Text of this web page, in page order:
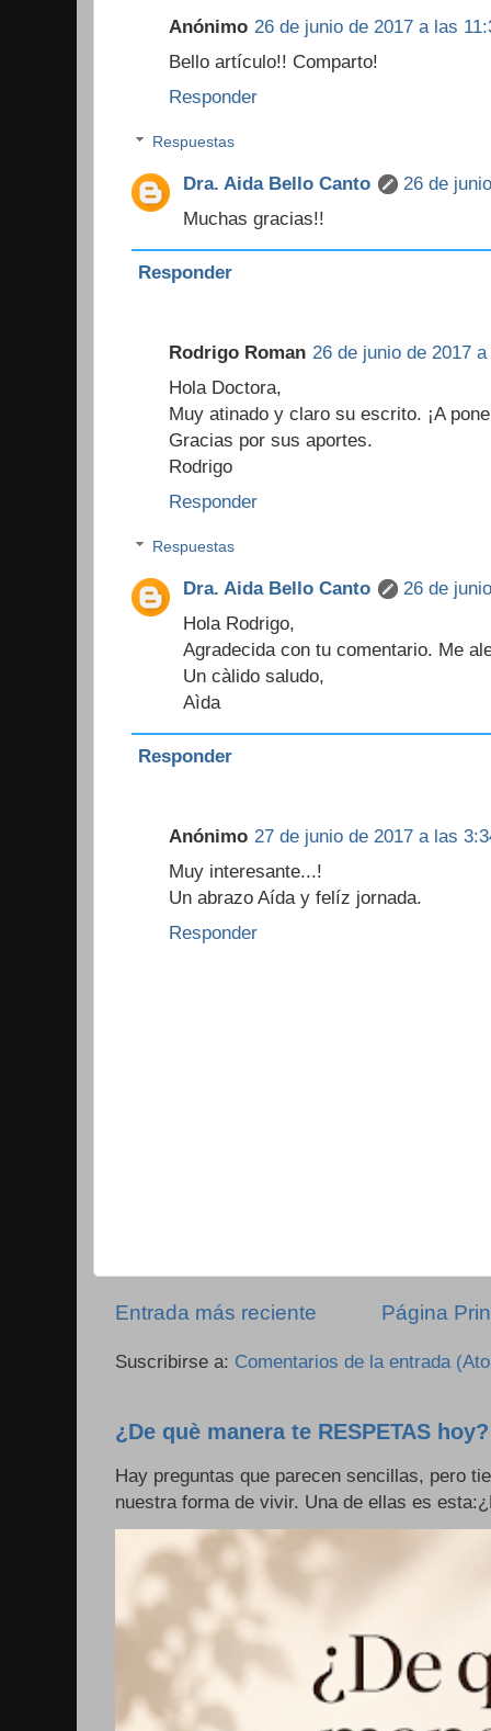
Anónimo 26 de junio de 2017 a las
Bello artículo!! Comparto!
Responder
Respuestas
Dra. Aida Bello Canto
26 de
Muchas gracias!!
Responder
Rodrigo Roman 26 de junio de 2017
Hola Doctora,
Muy atinado y claro su escrito. ¡A
Gracias por sus aportes.
Rodrigo
Responder
Respuestas
Dra. Aida Bello Canto
26 de
Hola Rodrigo,
Agradecida con tu comentario. Me
Un càlido saludo,
Aìda
Responder
Anónimo 27 de junio de 2017 a las
Muy interesante...!
Un abrazo Aída y felíz jornada.
Responder
Entrada más reciente Página
Suscribirse a: Comentarios de la entrada
¿De què manera te RESPETAS hoy?
Hay preguntas que parecen sencillas, pero
nuestra forma de vivir. Una de ellas es